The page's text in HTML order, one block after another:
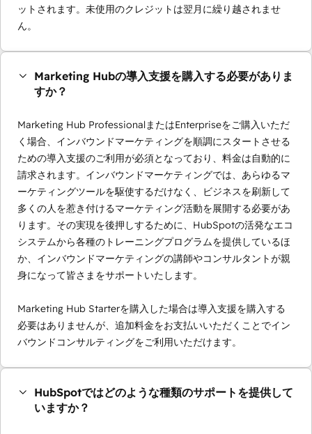
ットされます。未使用のクレジットは翌月に繰り越されませ
ん。
Marketing Hubの導入支援を購入する必要がありま
すか？
Marketing Hub ProfessionalまたはEnterpriseをご購入いただ
く場合、インバウンドマーケティングを順調にスタートさせる
ための導入支援のご利用が必須となっており、料金は自動的に
請求されます。インバウンドマーケティングでは、あらゆるマ
ーケティングツールを駆使するだけなく、ビジネスを刷新して
多くの人を惹き付けるマーケティング活動を展開する必要があ
ります。その実現を後押しするために、HubSpotの活発なエコ
システムから各種のトレーニングプログラムを提供しているほ
か、インバウンドマーケティングの講師やコンサルタントが親
身になって皆さまをサポートいたします。
Marketing Hub Starterを購入した場合は導入支援を購入する
必要はありませんが、追加料金をお支払いいただくことでイン
バウンドコンサルティングをご利用いただけます。
HubSpotではどのような種類のサポートを提供して
いますか？